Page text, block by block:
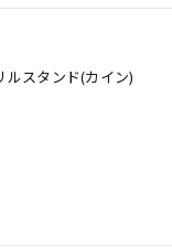
ルスタンド(カイン)